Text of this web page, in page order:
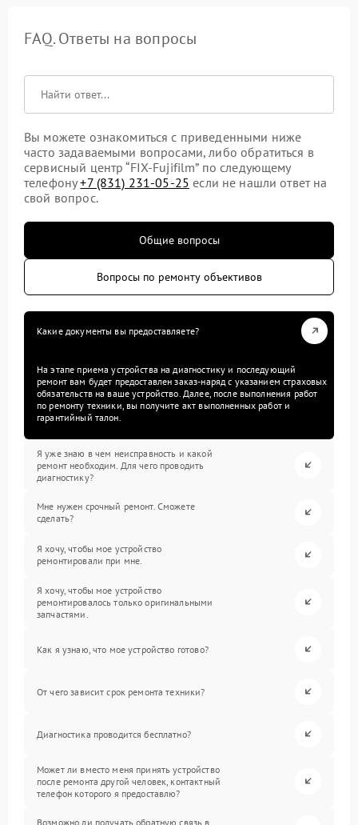
FAQ. Ответы на вопросы
Вы можете ознакомиться с приведенными ниже
часто задаваемыми вопросами, либо обратиться в
сервисный центр “FIX-Fujifilm” по следующему
телефону+7 (831) 231-05-25 если не нашли ответ на
свой вопрос.
Общие вопросы
Вопросы по ремонту объективов
Какие документы вы предоставляете?
На этапе приема устройства на диагностику и последующий
ремонт вам будет предоставлен заказ-наряд с указанием страховых
обязательств на ваше устройство. Далее, после выполнения работ
по ремонту техники, вы получите акт выполненных работ и
гарантийный талон.
Я уже знаю в чем неисправность и какой
ремонт необходим. Для чего проводить
диагностику?
Мне нужен срочный ремонт. Сможете
сделать?
Я хочу, чтобы мое устройство
ремонтировали при мне.
Я хочу, чтобы мое устройство
ремонтировалось только оригинальными
запчастями.
Как я узнаю, что мое устройство готово?
От чего зависит срок ремонта техники?
Диагностика проводится бесплатно?
Может ли вместо меня принять устройство
после ремонта другой человек, контактный
телефон которого я предоставлю?
Возможно ли получать обратную связь в